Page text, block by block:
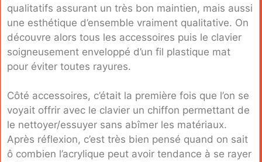
qualitatifs assurant un très bon maintien, mais aussi
une esthétique d’ensemble vraiment qualitative. On
découvre alors tous les accessoires puis le clavier
soigneusement enveloppé d’un fil plastique mat
pour éviter toutes rayures.
Côté accessoires, c’était la première fois que l’on se
voyait offrir avec le clavier un chiffon permettant de
le nettoyer/essuyer sans abîmer les matériaux.
Après réflexion, c’est très bien pensé quand on sait
ô combien l’acrylique peut avoir tendance à se rayer